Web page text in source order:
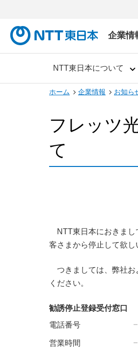
企業情
NTT東日本について
ホーム 企業情報 お知ら
フレッツ
て
NTT東日本におきま
客さまから停止して欲
つきましては、弊社
ください。
勧誘停止登録受付窓口
電話番号
営業時間